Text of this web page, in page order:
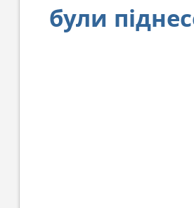
були